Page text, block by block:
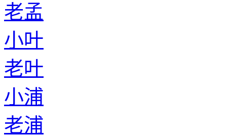
老孟
小叶
老叶
小浦
老浦